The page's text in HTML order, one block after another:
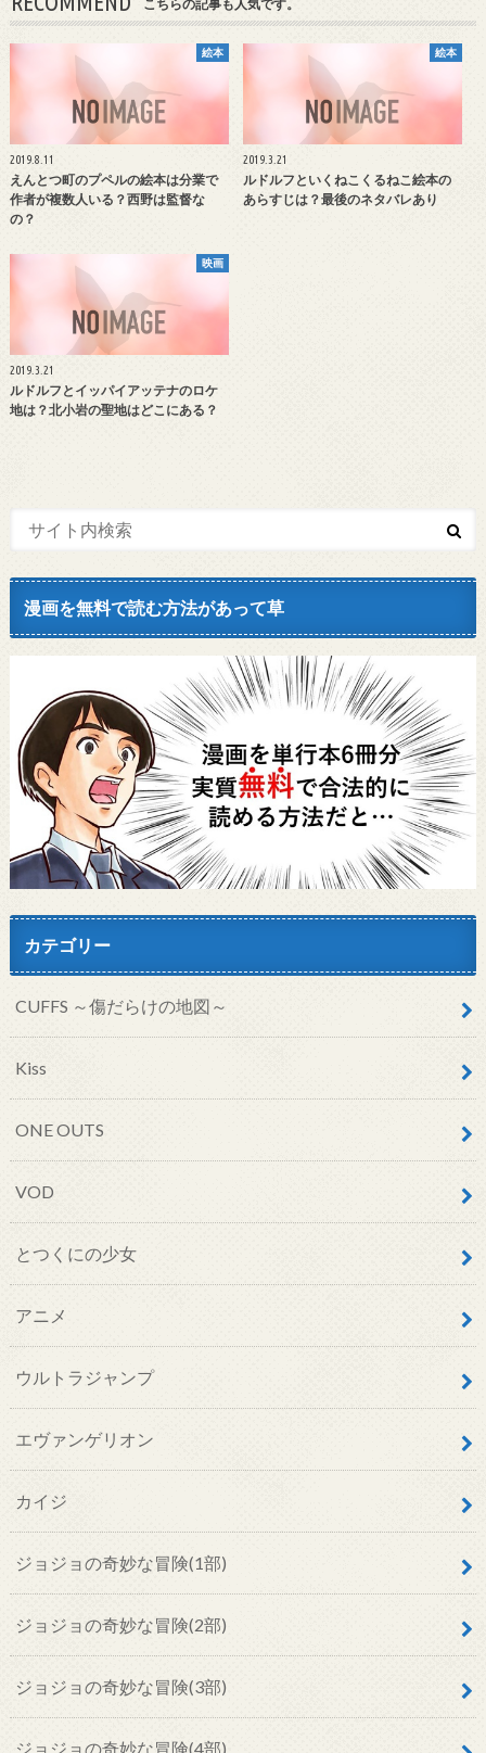
こちらの記事も人気です。
絵本
2019.8.11
えんとつ町のプペルの絵本は分業で
作者が複数人いる？西野は監督な
の？
絵本
2019.3.21
ルドルフといくねこくるねこ絵本の
あらすじは？最後のネタバレあり
映画
2019.3.21
ルドルフとイッパイアッテナのロケ
地は？北小岩の聖地はどこにある？
漫画を無料で読む方法があって草
カテゴリー
CUFFS ～傷だらけの地図～
Kiss
ONE OUTS
VOD
とつくにの少女
アニメ
ウルトラジャンプ
エヴァンゲリオン
カイジ
ジョジョの奇妙な冒険(1部)
ジョジョの奇妙な冒険(2部)
ジョジョの奇妙な冒険(3部)
ジョジョの奇妙な冒険(4部)